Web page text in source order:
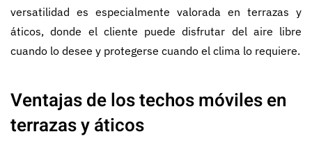
versatilidad es especialmente valorada en terrazas y
áticos, donde el cliente puede disfrutar del aire libre
cuando lo desee y protegerse cuando el clima lo requiere.
Ventajas de los techos móviles en
terrazas y áticos